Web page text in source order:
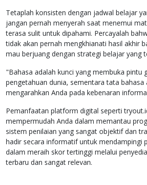
Tetaplah konsisten dengan jadwal belajar
jangan pernah menyerah saat menemui
terasa sulit untuk dipahami. Percayalah
tidak akan pernah mengkhianati hasil akhir
mau berjuang dengan strategi belajar yang
"Bahasa adalah kunci yang membuka pintu
pengetahuan dunia, sementara tata bahasa
mengarahkan Anda pada kebenaran
Pemanfaatan platform digital seperti
mempermudah Anda dalam memantau
sistem penilaian yang sangat objektif dan
hadir secara informatif untuk mendampingi
dalam meraih skor tertinggi melalui
terbaru dan sangat relevan.